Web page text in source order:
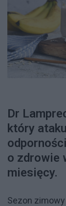
Dr
który
o zdrowie
miesięcy.
Sezon